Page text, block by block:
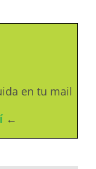
en tu mail
←